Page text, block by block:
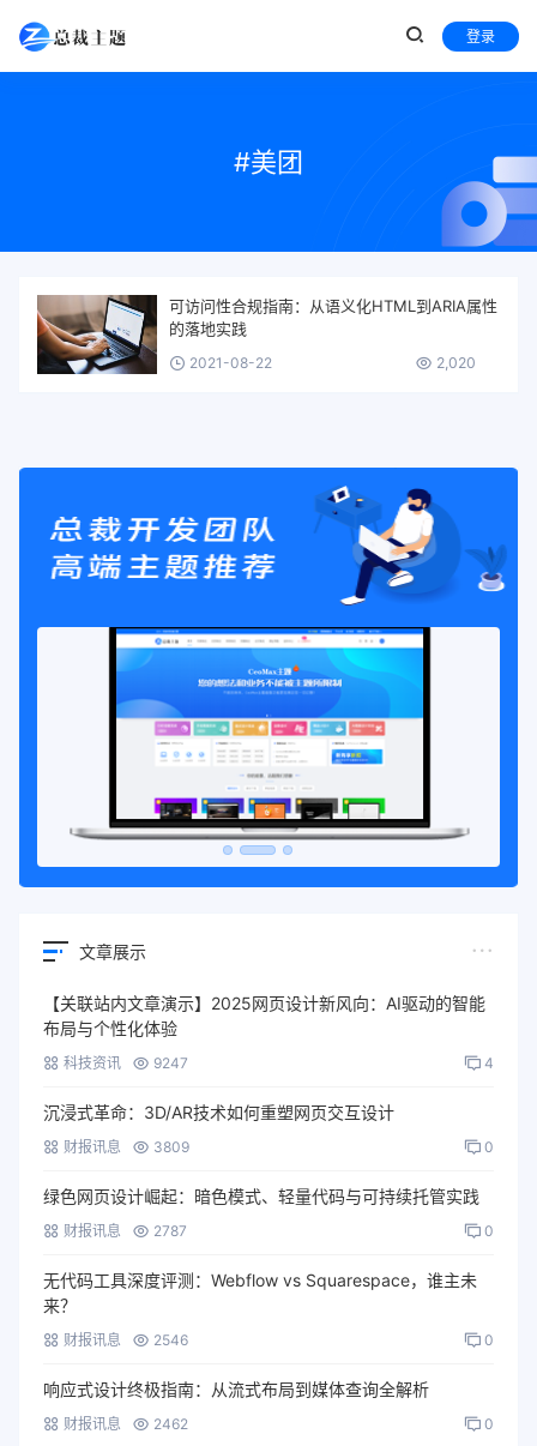
登录
#美团
可访问性合规指南：从语义化HTML到ARIA属性
的落地实践
2021-08-22 2,020
文章展示
【关联站内文章演示】2025网页设计新风向：AI驱动的智能
布局与个性化体验
科技资讯 9247 4
沉浸式革命：3D/AR技术如何重塑网页交互设计
财报讯息 3809 0
绿色网页设计崛起：暗色模式、轻量代码与可持续托管实践
财报讯息 2787 0
无代码工具深度评测：Webflow vs Squarespace，谁主未
来？
财报讯息 2546 0
响应式设计终极指南：从流式布局到媒体查询全解析
财报讯息 2462 0